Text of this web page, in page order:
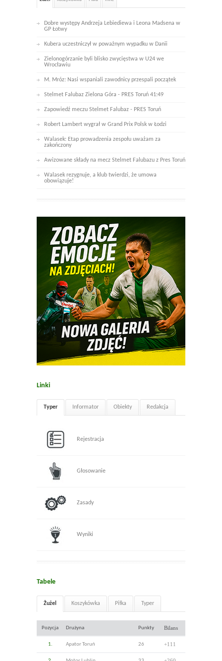
Dobre występy Andrzeja Lebiediewa i Leona Madsena w
GP Łotwy
Kubera uczestniczył w poważnym wypadku w Danii
Zielonogórzanie byli blisko zwycięstwa w U24 we
Wrocławiu
M. Mróz: Nasi wspaniali zawodnicy przespali początek
Stelmet Falubaz Zielona Góra - PRES Toruń 41:49
Zapowiedź meczu Stelmet Falubaz - PRES Toruń
Robert Lambert wygrał w Grand Prix Polsk w Łodzi
Walasek: Etap prowadzenia zespołu uważam za
zakończony
Awizowane składy na mecz Stelmet Falubazu z Pres Toruń
Walasek rezygnuje, a klub twierdzi, że umowa
obowiązuje!
Linki
Typer Informator Obiekty Redakcja
Rejestracja
Głosowanie
Zasady
Wyniki
Tabele
Żużel Koszykówka Piłka Typer
Pozycja Drużyna Punkty Bilans
1. Apator Toruń 26 +111